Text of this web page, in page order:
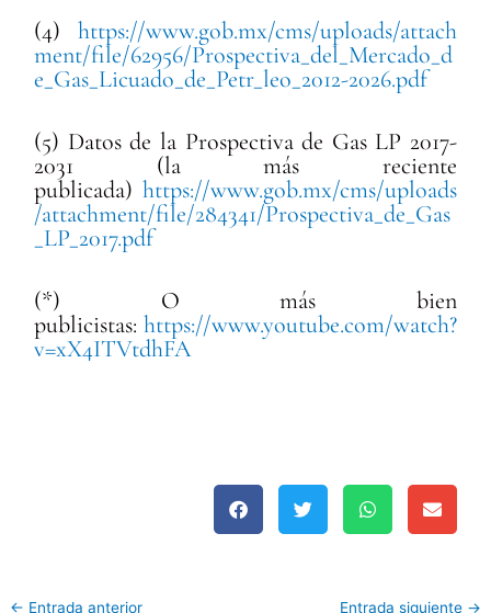
(4) https://www.gob.mx/cms/uploads/attach
ment/file/62956/Prospectiva_del_Mercado_d
e_Gas_Licuado_de_Petr_leo_2012-2026.pdf
(5) Datos de la Prospectiva de Gas LP 2017-
2031 (la más reciente
publicada) https://www.gob.mx/cms/uploads
/attachment/file/284341/Prospectiva_de_Gas
_LP_2017.pdf
(*) O más bien
publicistas: https://www.youtube.com/watch?
v=xX4ITVtdhFA
← Entrada anterior Entrada siguiente →